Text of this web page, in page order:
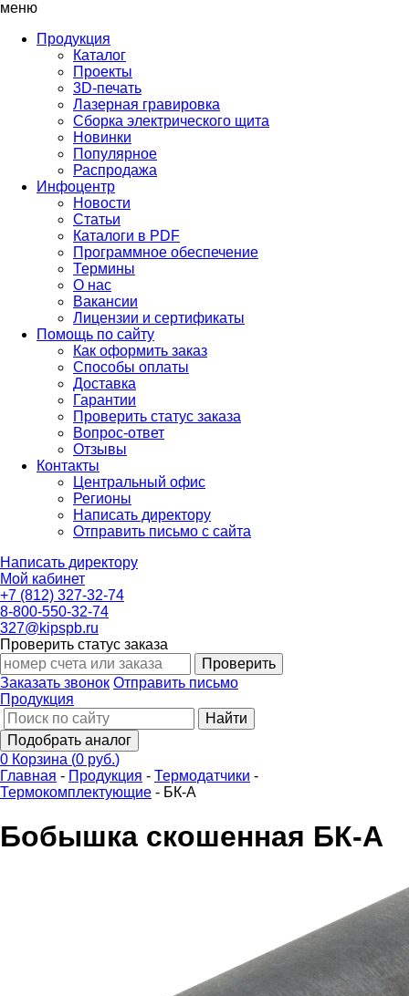
меню
Продукция
Каталог
Проекты
3D-печать
Лазерная гравировка
Сборка электрического щита
Новинки
Популярное
Распродажа
Инфоцентр
Новости
Статьи
Каталоги в PDF
Программное обеспечение
Термины
О нас
Вакансии
Лицензии и сертификаты
Помощь по сайту
Как оформить заказ
Способы оплаты
Доставка
Гарантии
Проверить статус заказа
Вопрос-ответ
Отзывы
Контакты
Центральный офис
Регионы
Написать директору
Отправить письмо с сайта
Написать директору
Мой кабинет
+7 (812) 327-32-74
8-800-550-32-74
327@kipspb.ru
Проверить статус заказа
Проверить
Заказать звонок Отправить письмо
Продукция
Найти
Подобрать аналог
0 Корзина (0 руб.)
Главная - Продукция - Термодатчики -
Термокомплектующие - БК-А
Бобышка скошенная БК-А